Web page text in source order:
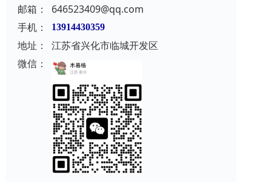
邮箱：
646523409@qq.com
手机：
13914430359
地址：
江苏省兴化市临城开发区
微信：